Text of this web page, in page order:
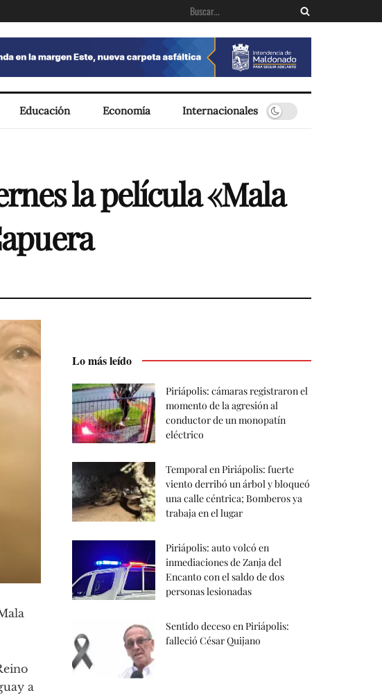
Educación Economía Internacionales
la película «Mala
a
Lo más leído
Piriápolis: cámaras registraron el
momento de la agresión al
conductor de un monopatín
eléctrico
Temporal en Piriápolis: fuerte
viento derribó un árbol y bloqueó
una calle céntrica; Bomberos ya
trabaja en el lugar
Piriápolis: auto volcó en
inmediaciones de Zanja del
Encanto con el saldo de dos
personas lesionadas
Sentido deceso en Piriápolis:
falleció César Quijano